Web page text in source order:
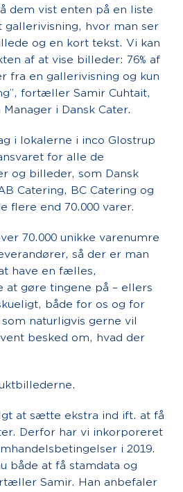
dem vist enten på en liste
gallerivisning, hvor man ser
og en kort tekst. Vi kan
af at vise billeder: 76% af
fra en gallerivisning og kun
fortæller Samir Cuhtait,
i Dansk Cater.
i lokalerne i inco Glostrup
for alle de
og billeder, som Dansk
Catering, BC Catering og
flere end 70.000 varer.
70.000 unikke varenumre
så der er man
have en fælles,
at gøre tingene på – ellers
både for os og for
naturligvis gerne vil
besked om, hvad der
at sætte ekstra ind ift. at få
Derfor har vi inkorporeret
i 2019.
både at få stamdata og
Samir. Han anbefaler